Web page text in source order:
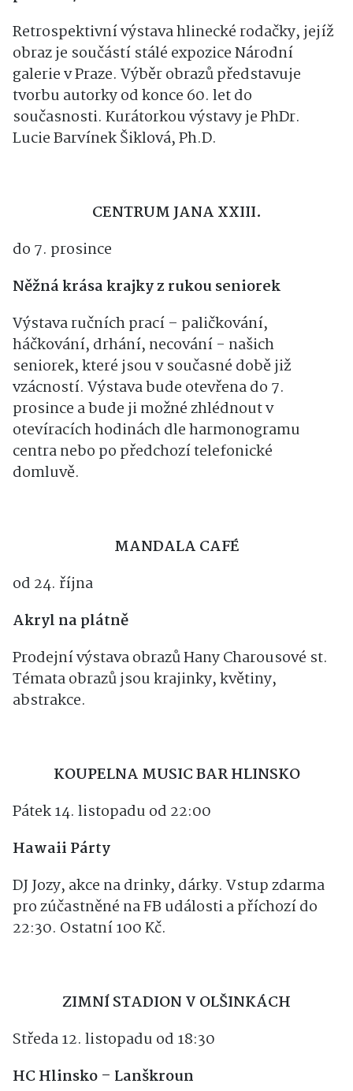
Retrospektivní výstava hlinecké rodačky, jejíž
obraz je součástí stálé expozice Národní
galerie v Praze. Výběr obrazů představuje
tvorbu autorky od konce 60. let do
současnosti. Kurátorkou výstavy je PhDr.
Lucie Barvínek Šiklová, Ph.D.
CENTRUM JANA XXIII.
do 7. prosince
Něžná krása krajky z rukou seniorek
Výstava ručních prací – paličkování,
háčkování, drhání, necování - našich
seniorek, které jsou v současné době již
vzácností. Výstava bude otevřena do 7.
prosince a bude ji možné zhlédnout v
otevíracích hodinách dle harmonogramu
centra nebo po předchozí telefonické
domluvě.
MANDALA CAFÉ
od 24. října
Akryl na plátně
Prodejní výstava obrazů Hany Charousové st.
Témata obrazů jsou krajinky, květiny,
abstrakce.
KOUPELNA MUSIC BAR HLINSKO
Pátek 14. listopadu od 22:00
Hawaii Párty
DJ Jozy, akce na drinky, dárky. Vstup zdarma
pro zúčastněné na FB události a příchozí do
22:30. Ostatní 100 Kč.
ZIMNÍ STADION V OLŠINKÁCH
Středa 12. listopadu od 18:30
HC Hlinsko – Lanškroun